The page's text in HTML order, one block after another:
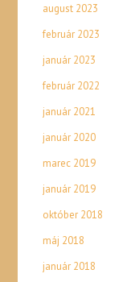
august 2023
február 2023
január 2023
február 2022
január 2021
január 2020
marec 2019
január 2019
október 2018
máj 2018
január 2018